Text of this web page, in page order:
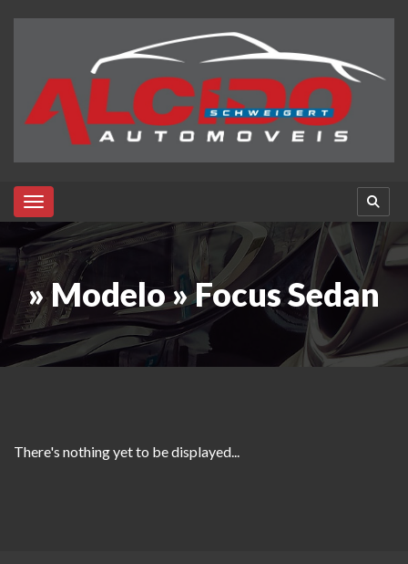
Toggle navigation
» Modelo » Focus Sedan
There's nothing yet to be displayed...